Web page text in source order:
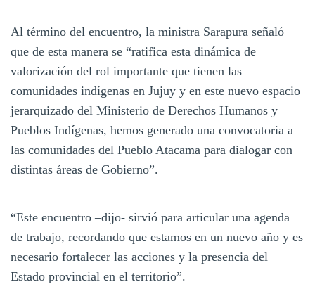
Al término del encuentro, la ministra Sarapura señaló
que de esta manera se “ratifica esta dinámica de
valorización del rol importante que tienen las
comunidades indígenas en Jujuy y en este nuevo espacio
jerarquizado del Ministerio de Derechos Humanos y
Pueblos Indígenas, hemos generado una convocatoria a
las comunidades del Pueblo Atacama para dialogar con
distintas áreas de Gobierno”.
“Este encuentro –dijo- sirvió para articular una agenda
de trabajo, recordando que estamos en un nuevo año y es
necesario fortalecer las acciones y la presencia del
Estado provincial en el territorio”.